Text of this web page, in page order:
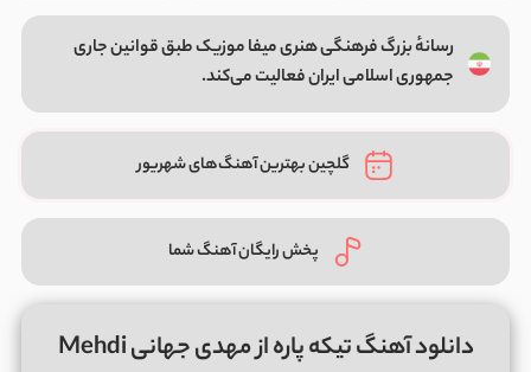
رسانهٔ بزرگ فرهنگی هنری میفا موزیک طبق قوانین جاری
جمهوری اسلامی ایران فعالیت می‌کند.
گلچین بهترین آهنگ‌های شهریور
پخش رایگان آهنگ شما
دانلود آهنگ تیکه پاره از مهدی جهانی Mehdi